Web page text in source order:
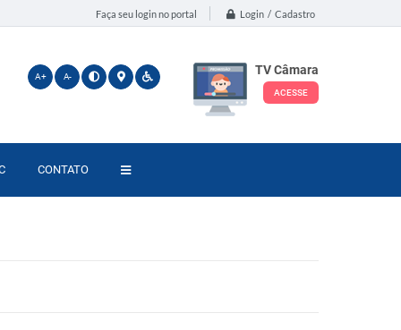
Faça seu login no portal Login / Cadastro
A+ A- TV Câmara
ACESSE
CONTATO